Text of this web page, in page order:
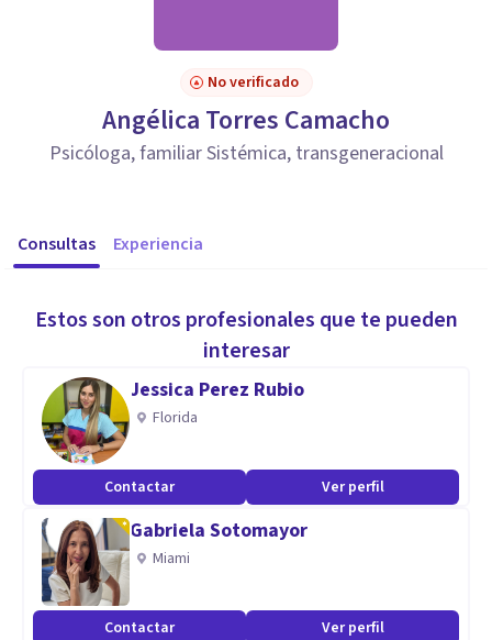
No verificado
Angélica Torres Camacho
Psicóloga, familiar Sistémica, transgeneracional
Consultas Experiencia
Estos son otros profesionales que te pueden
interesar
Jessica Perez Rubio
Florida
Contactar Ver perfil
Gabriela Sotomayor
Miami
Contactar Ver perfil